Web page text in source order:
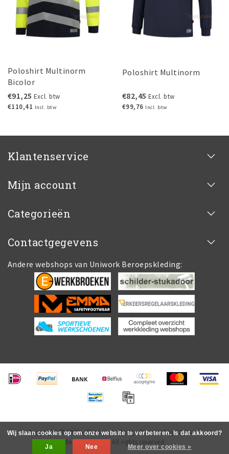
Poloshirt Multinorm
Bicolor
€91,25 Excl. btw
€110,41 Incl. btw
Poloshirt Multinorm
€82,45 Excl. btw
€99,76 Incl. btw
Klantenservice
Mijn account
Categorieën
Contactgegevens
Andere webshops van Uniwork Beroepskleding:
Copyright © 2026 - Tricorp.clothing - Powered by Uniwork
Beroepskleding All rights reserved
Wij slaan cookies op om onze website te verbeteren. Is dat akkoord?
Ja
Nee Meer over cookies »